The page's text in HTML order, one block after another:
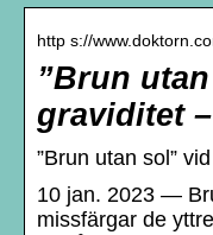
http s://
”Brun
graviditet
”Brun utan sol”
10 jan. 2023 —
missfärgar de